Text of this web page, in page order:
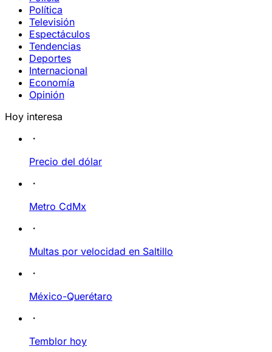
Política
Televisión
Espectáculos
Tendencias
Deportes
Internacional
Economía
Opinión
Hoy interesa
Precio del dólar
Metro CdMx
Multas por velocidad en Saltillo
México-Querétaro
Temblor hoy